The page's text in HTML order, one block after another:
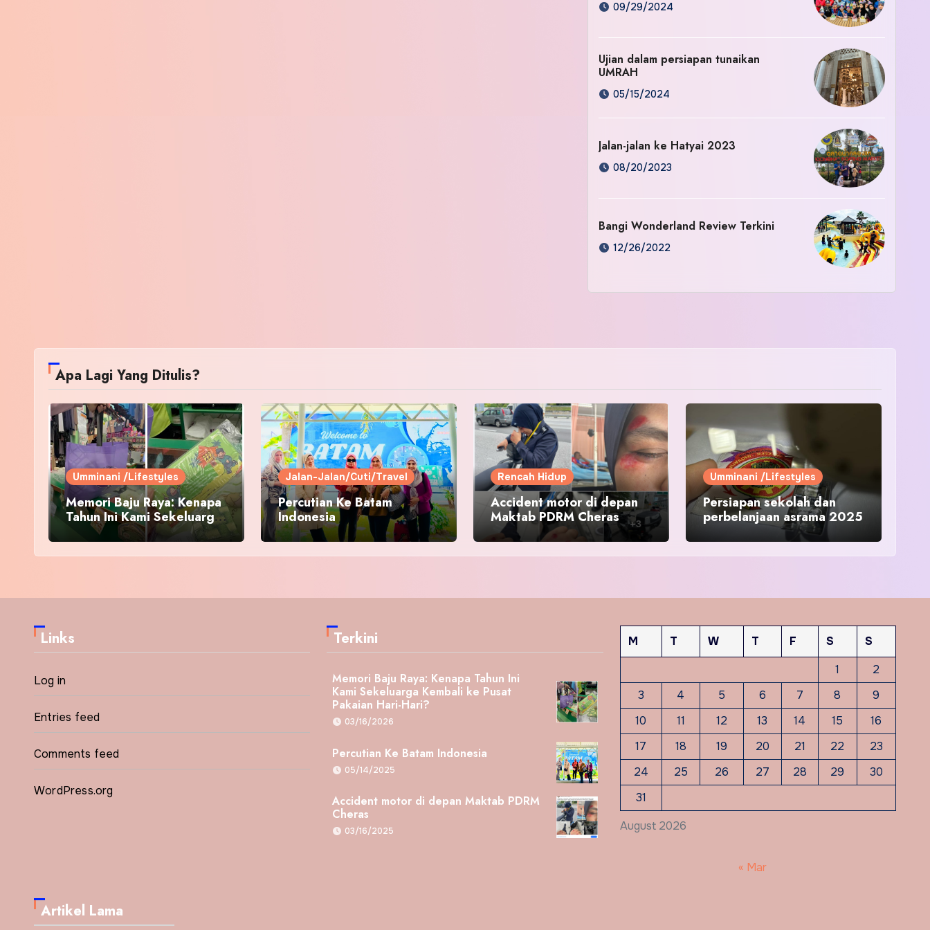
09/29/2024
Ujian dalam persiapan tunaikan
UMRAH
05/15/2024
Jalan-jalan ke Hatyai 2023
08/20/2023
Bangi Wonderland Review Terkini
12/26/2022
Apa Lagi Yang Ditulis?
Umminani /Lifestyles
Memori Baju Raya: Kenapa
Tahun Ini Kami Sekeluarga
Kembali ke Pusat Pakaian
Hari-Hari?
Jalan-Jalan/Cuti/Travel
Percutian Ke Batam
Indonesia
Rencah Hidup
Accident motor di depan
Maktab PDRM Cheras
Umminani /Lifestyles
Persiapan sekolah dan
perbelanjaan asrama 2025
Links
Log in
Entries feed
Comments feed
WordPress.org
Terkini
Memori Baju Raya: Kenapa Tahun Ini
Kami Sekeluarga Kembali ke Pusat
Pakaian Hari-Hari?
03/16/2026
Percutian Ke Batam Indonesia
05/14/2025
Accident motor di depan Maktab PDRM
Cheras
03/16/2025 August 2026
M T W T F S
S
1
2
3
4 5 6 7 8
9
10
11 12 13 14 15
16
17
18 19 20 21 22
23
24
25 26 27 28 29
30
31
« Mar
Artikel Lama